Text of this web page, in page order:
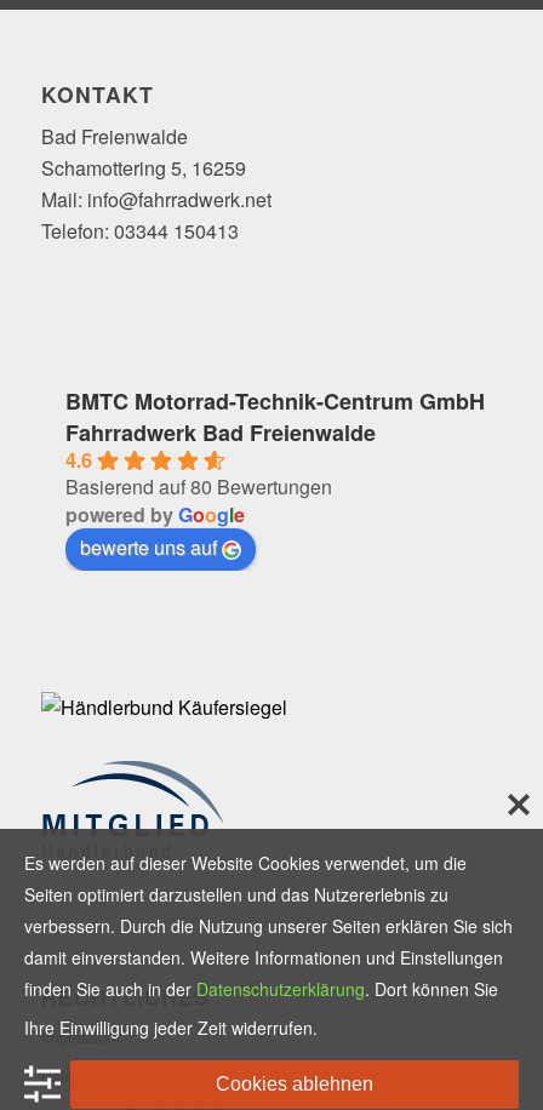
KONTAKT
Bad Freienwalde
Schamottering 5, 16259
Mail: info@fahrradwerk.net
Telefon: 03344 150413
BMTC Motorrad-Technik-Centrum GmbH
Fahrradwerk Bad Freienwalde
4.6
Basierend auf 80 Bewertungen
powered byGoogle
bewerte uns auf
RECHTLICHES
Impressum
Datenschutzerklärung
Es werden auf dieser Website Cookies verwendet, um die
Seiten optimiert darzustellen und das Nutzererlebnis zu
verbessern. Durch die Nutzung unserer Seiten erklären Sie sich
damit einverstanden. Weitere Informationen und Einstellungen
finden Sie auch in der Datenschutzerklärung. Dort können Sie
Ihre Einwilligung jeder Zeit widerrufen.
Cookies ablehnen